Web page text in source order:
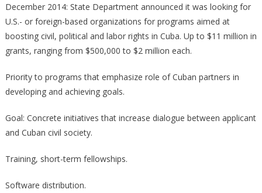
December 2014: State Department announced it was looking for
U.S.- or foreign-based organizations for programs aimed at
boosting civil, political and labor rights in Cuba. Up to $11 million in
grants, ranging from $500,000 to $2 million each.
Priority to programs that emphasize role of Cuban partners in
developing and achieving goals.
Goal: Concrete initiatives that increase dialogue between applicant
and Cuban civil society.
Training, short-term fellowships.
Software distribution.